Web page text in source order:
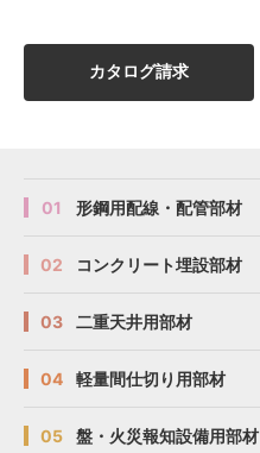
カタログ請求
01 形鋼用配線・配管部材
02 コンクリート埋設部材
03 二重天井用部材
04 軽量間仕切り用部材
05 盤・火災報知設備用部材